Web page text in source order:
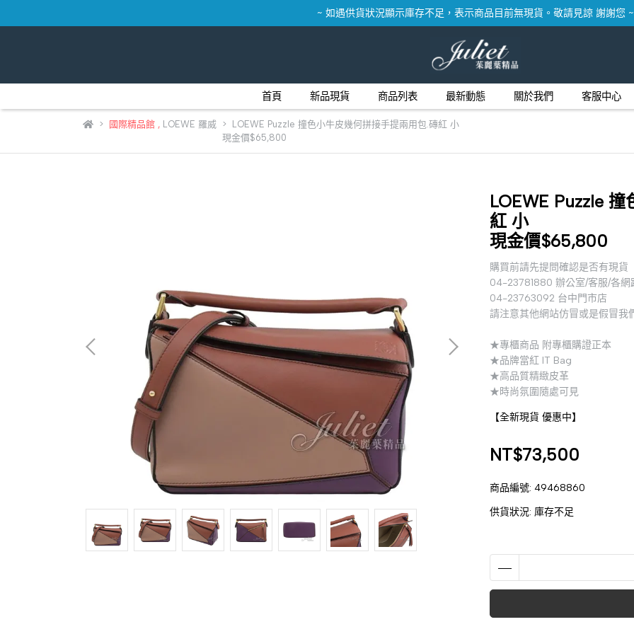
~ 如遇供貨狀況顯示庫存不足，表示商品目前無現貨。敬請見諒 謝謝您 ~
首頁 新品現貨 商品列表 最新動態 關於我們 客服中心
國際精品館, LOEWE 羅威
LOEWE Puzzle 撞色小牛皮幾何拼接手提兩用包.磚紅 小
現金價$65,800
LOEWE Puzzle
紅 小
現金價$65,800
購買前請先提問確認是否有現貨
04-23781880 辦公室/客服/各網
04-23763092 台中門市店
請注意其他網站仿冒或是假冒我
★專櫃商品 附專櫃購證正本
★品牌當紅 IT Bag
★高品質精緻皮革
★時尚氛圍隨處可見
【全新現貨 優惠中】
NT$73,500
商品編號: 49468860
供貨狀況: 庫存不足